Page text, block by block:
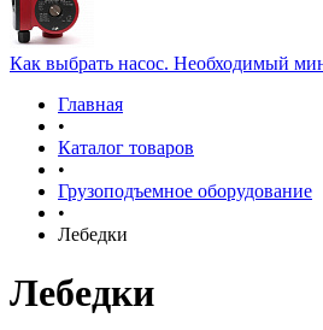
Как выбрать насос. Необходимый
Главная
•
Каталог товаров
•
Грузоподъемное оборудование
•
Лебедки
Лебедки